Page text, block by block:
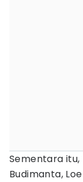
Sementara itu,
Budimanta,